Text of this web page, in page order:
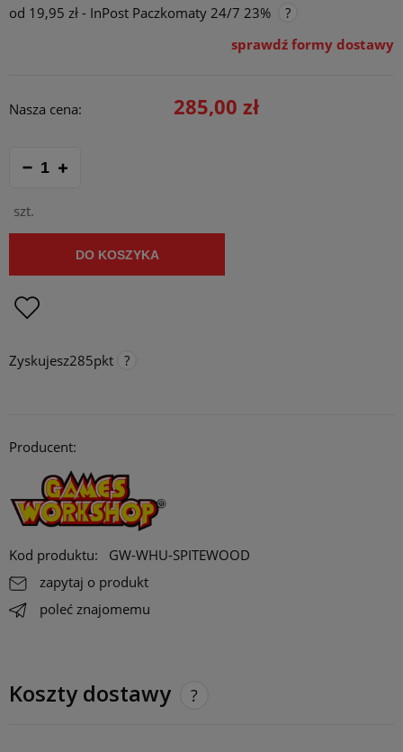
od 19,95 zł - InPost Paczkomaty 24/7 23%
Cena nie zawiera ewentualnych kosztów płatnościsprawdź formy dostawy
Nasza cena: 285,00 zł
szt.
DO KOSZYKA
Zyskujesz285pkt
stacjonarnie i na targach/ konwentach.
Producent:
Kod produktu:
GW-WHU-SPITEWOOD
zapytaj o produkt
poleć znajomemu
Koszty dostawy